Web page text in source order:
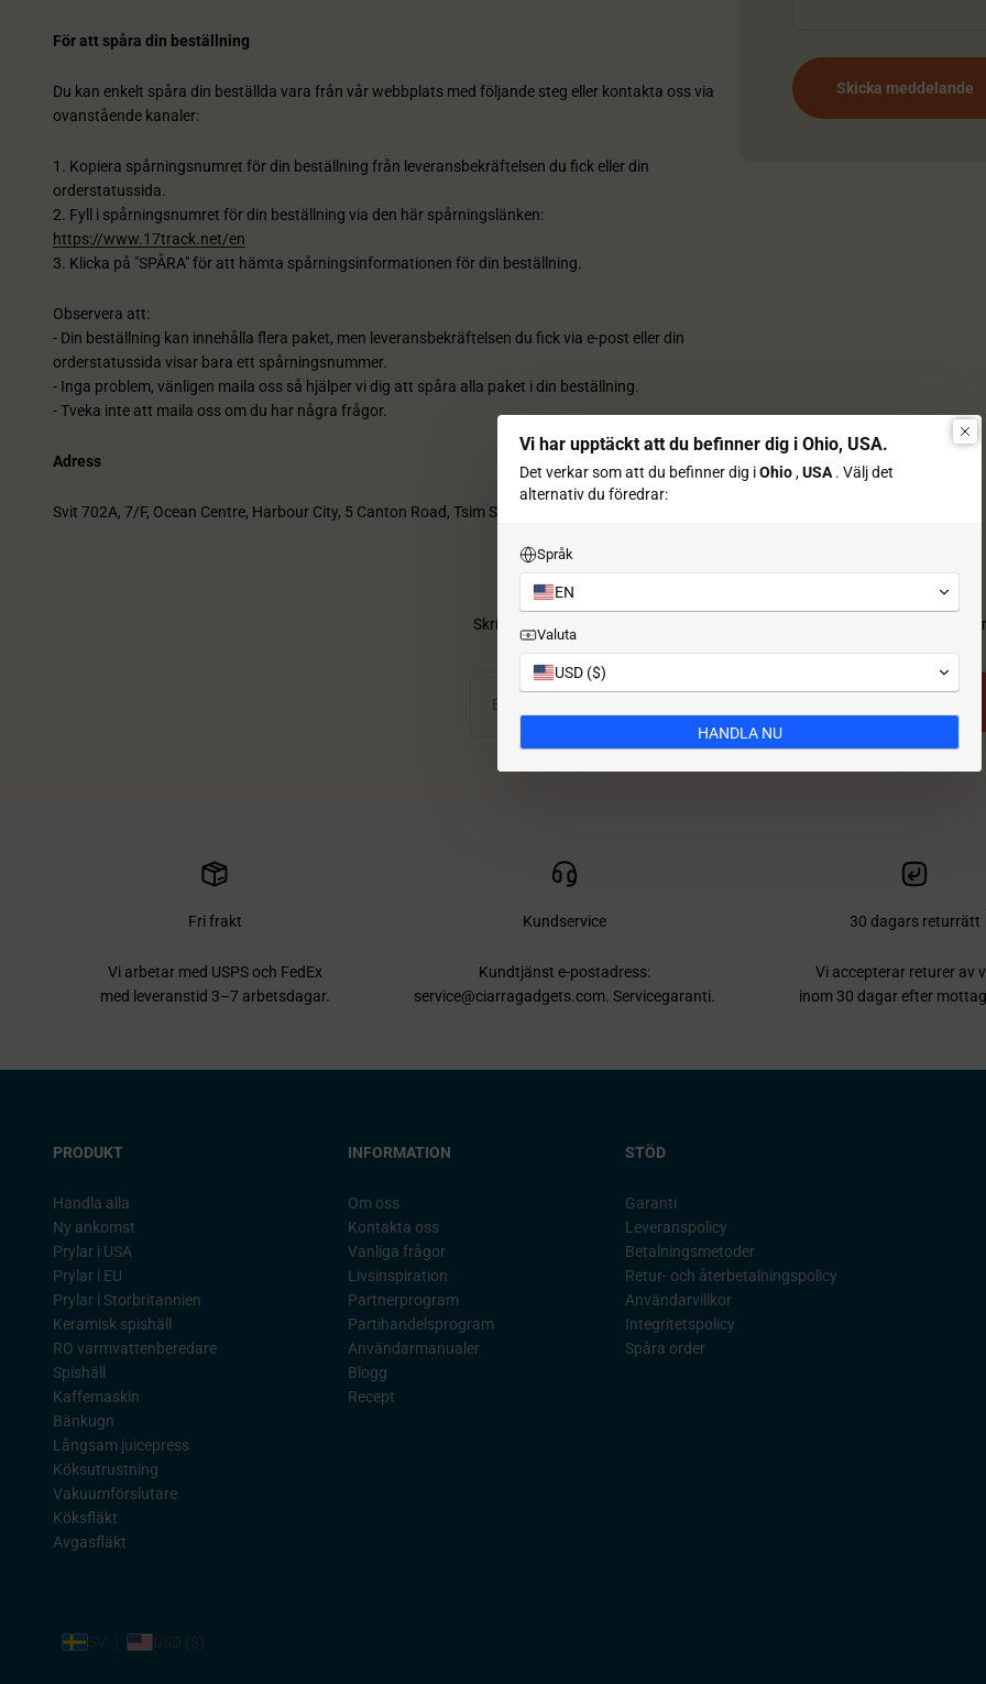
För att spåra din beställning
Du kan enkelt spåra din beställda vara från vår webbplats med följande steg eller kontakta oss via
ovanstående kanaler:
1. Kopiera spårningsnumret för din beställning från leveransbekräftelsen du fick eller din
orderstatussida.
2. Fyll i spårningsnumret för din beställning via den här spårningslänken:
https://www.17track.net/en
3. Klicka på "SPÅRA" för att hämta spårningsinformationen för din beställning.
Observera att:
- Din beställning kan innehålla flera paket, men leveransbekräftelsen du fick via e-post eller din
orderstatussida visar bara ett spårningsnummer.
- Inga problem, vänligen maila oss så hjälper vi dig att spåra alla paket i din beställning.
- Tveka inte att maila oss om du har några frågor.
Adress
Svit 702A, 7/F, Ocean Centre, Harbour City, 5 Canton Road, Tsim Sha Tsui, Kowloon, Hongkong, Kina
Skicka meddelande
Skriv något om vad dina kunder får genom att prenumerera på ditt
E-post
Fri frakt
Vi arbetar med USPS och FedEx
med leveranstid 3–7 arbetsdagar.
Kundservice
Kundtjänst e-postadress:
service@ciarragadgets.com. Servicegaranti.
30 dagars returrätt
Vi accepterar returer av
inom 30 dagar efter
PRODUKT
Handla alla
Ny ankomst
Prylar i USA
Prylar i EU
Prylar i Storbritannien
Keramisk spishäll
RO varmvattenberedare
Spishäll
Kaffemaskin
Bänkugn
Långsam juicepress
Köksutrustning
Vakuumförslutare
Köksfläkt
Avgasfläkt
INFORMATION
Om oss
Kontakta oss
Vanliga frågor
Livsinspiration
Partnerprogram
Partihandelsprogram
Användarmanualer
Blogg
Recept
STÖD
Garanti
Leveranspolicy
Betalningsmetoder
Retur- och återbetalningspolicy
Användarvillkor
Integritetspolicy
Spåra order
SV USD ($)
Vi har upptäckt att du befinner dig i Ohio, USA.
Det verkar som att du befinner dig iOhio,USA . Välj det
alternativ du föredrar:
Språk
EN
Valuta
USD ($)
HANDLA NU